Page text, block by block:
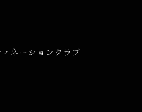
ネーションクラブ